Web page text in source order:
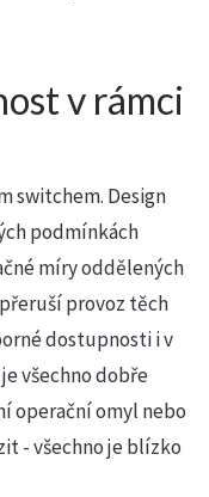
v rámci
switchem. Design
podmínkách
míry oddělených
provoz těch
dostupnosti i v
všechno dobře
operační omyl nebo
- všechno je blízko